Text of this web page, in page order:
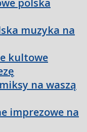
muzyka na
kultowe
na waszą
imprezowe na